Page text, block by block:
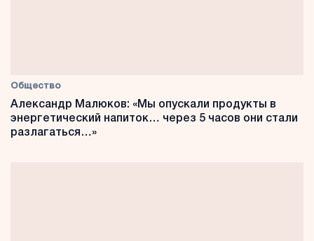
Общество
Александр Малюков: «Мы опускали продукты в
энергетический напиток… через 5 часов они стали
разлагаться…»